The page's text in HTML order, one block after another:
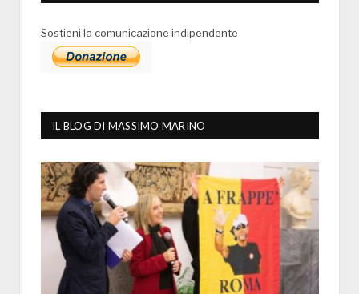
Sostieni la comunicazione indipendente
IL BLOG DI MASSIMO MARINO